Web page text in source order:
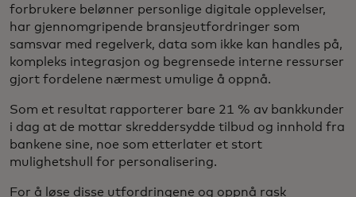
forbrukere belønner personlige digitale opplevelser,
har gjennomgripende bransjeutfordringer som
samsvar med regelverk, data som ikke kan handles på,
kompleks integrasjon og begrensede interne ressurser
gjort fordelene nærmest umulige å oppnå.
Som et resultat rapporterer bare 21 % av bankkunder
i dag at de mottar skreddersydde tilbud og innhold fra
bankene sine, noe som etterlater et stort
mulighetshull for personalisering.
For å løse disse utfordringene og oppnå rask